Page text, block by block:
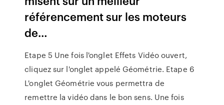
référencement sur les moteurs
de…
Etape 5 Une fois l'onglet Effets Vidéo ouvert,
cliquez sur l'onglet appelé Géométrie. Etape 6
L'onglet Géométrie vous permettra de
remettre la vidéo dans le bon sens. Une fois